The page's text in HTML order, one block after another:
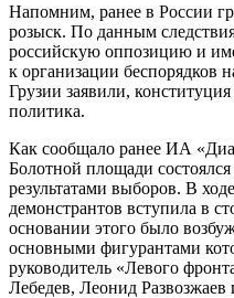
Напомним, ранее в России
розыск. По данным
российскую оппозицию и
к организации беспорядков
Грузии заявили,
политика.
Как сообщало ранее ИА
Болотной площади
результатами выборов. В
демонстрантов вступила в
основании этого было
основными фигурантами
руководитель «Левого
Лебедев, Леонид Развозжаев